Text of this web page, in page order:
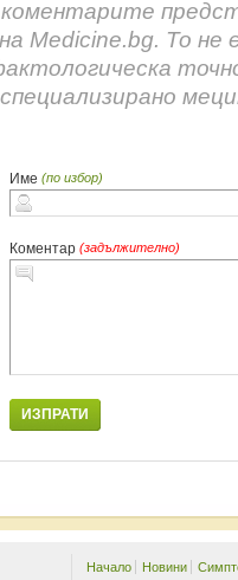
Medicine.bg. То не
Име (по избор)
Коментар (задължително)
ИЗПРАТИ
Начало Новини